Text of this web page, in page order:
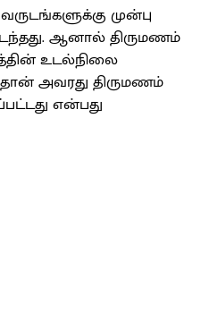
முன்பு
ஆனால் திருமணம்
உடல்நிலை
அவரது திருமணம்
என்பது